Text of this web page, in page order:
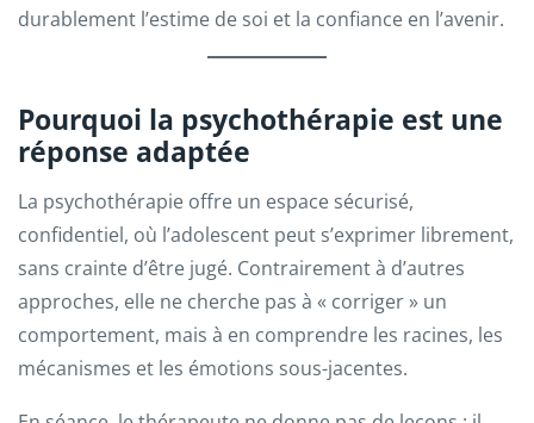
durablement l’estime de soi et la confiance en l’avenir.
Pourquoi la psychothérapie est une
réponse adaptée
La psychothérapie offre un espace sécurisé,
confidentiel, où l’adolescent peut s’exprimer librement,
sans crainte d’être jugé. Contrairement à d’autres
approches, elle ne cherche pas à « corriger » un
comportement, mais à en comprendre les racines, les
mécanismes et les émotions sous-jacentes.